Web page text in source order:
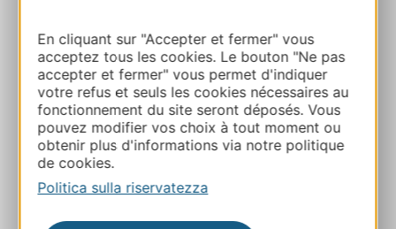
En cliquant sur "Accepter et fermer" vous
acceptez tous les cookies. Le bouton "Ne pas
accepter et fermer" vous permet d'indiquer
votre refus et seuls les cookies nécessaires au
fonctionnement du site seront déposés. Vous
pouvez modifier vos choix à tout moment ou
obtenir plus d'informations via notre politique
de cookies.
Politica sulla riservatezza
E-mail
Sito web
AGGIUNGI